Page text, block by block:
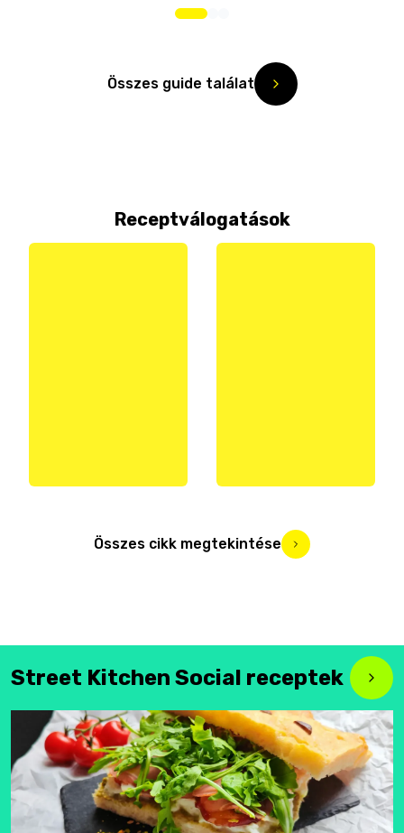
Összes guide találat
Receptválogatások
Összes cikk megtekintése
Street Kitchen Social receptek